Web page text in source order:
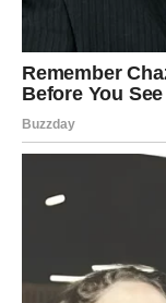
Vaša
uspeha
Jedna od vaših
sposobnost da
ovog perioda ta
želeti vaše
Mnogi problemi